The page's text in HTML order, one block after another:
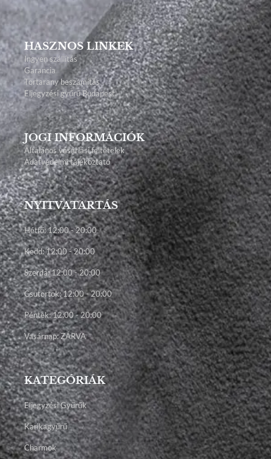
HASZNOS LINKEK
Ingyen szállítás
Garancia
Törtarany beszámítás
Eljegyzési gyűrű Budapest
JOGI INFORMÁCIÓK
Általános vásárlási feltételek
Adatvédelmi tájékoztató
NYITVATARTÁS
Hétfő: 12:00 - 20:00
Kedd: 12:00 - 20:00
Szerda: 12:00 - 20:00
Csütörtök: 12:00 - 20:00
Péntek: 12:00 - 20:00
Vasárnap: ZÁRVA
KATEGÓRIÁK
Eljegyzési Gyűrűk
Karikagyűrű
Charmok